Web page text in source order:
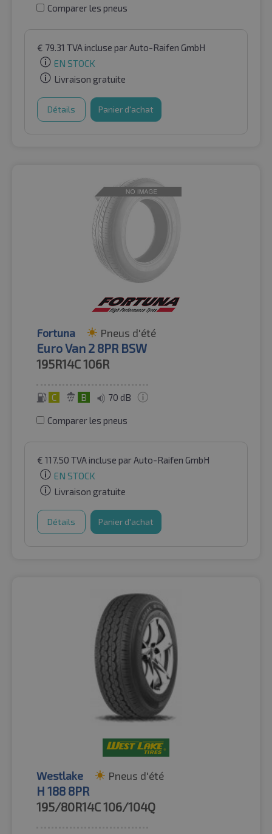
Comparer les pneus
€ 79.31 TVA incluse par Auto-Raifen GmbH
EN STOCK
Livraison gratuite
Détails Panier d'achat
Fortuna Pneus d'été
Euro Van 2 8PR BSW
195R14C106R
C B 70 dB
Comparer les pneus
€ 117.50 TVA incluse par Auto-Raifen GmbH
EN STOCK
Livraison gratuite
Détails Panier d'achat
Westlake Pneus d'été
H 188 8PR
195/80R14C106/104Q